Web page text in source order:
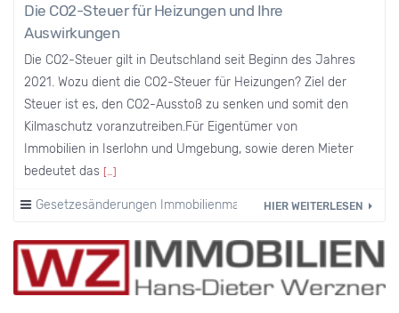
Die CO2-Steuer für Heizungen und Ihre
Auswirkungen
Die CO2-Steuer gilt in Deutschland seit Beginn des Jahres
2021. Wozu dient die CO2-Steuer für Heizungen? Ziel der
Steuer ist es, den CO2-Ausstoß zu senken und somit den
Kilmaschutz voranzutreiben.Für Eigentümer von
Immobilien in Iserlohn und Umgebung, sowie deren Mieter
bedeutet das […]
Gesetzesänderungen Immobilienmarkt HIER WEITERLESEN